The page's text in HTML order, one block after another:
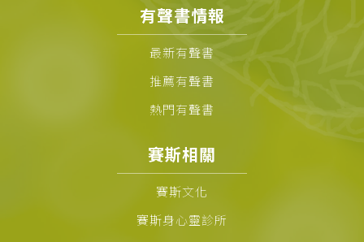
有聲書情報
最新有聲書
推薦有聲書
熱門有聲書
賽斯相關
賽斯文化
賽斯身心靈診所